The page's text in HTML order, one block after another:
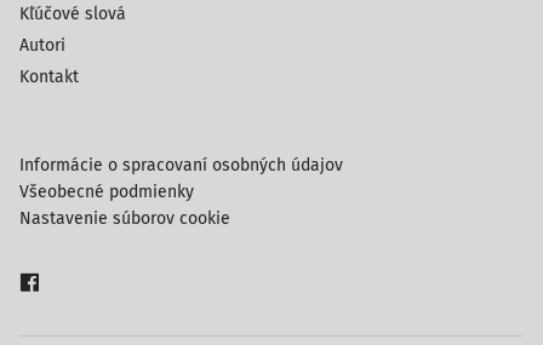
Kľúčové slová
Autori
Kontakt
Informácie o spracovaní osobných údajov
Všeobecné podmienky
Nastavenie súborov cookie